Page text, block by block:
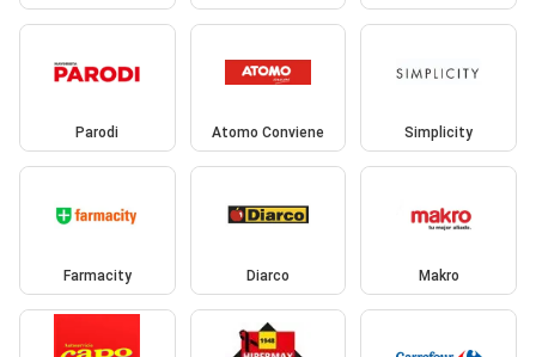
Parodi Atomo Conviene Simplicity
Farmacity Diarco Makro